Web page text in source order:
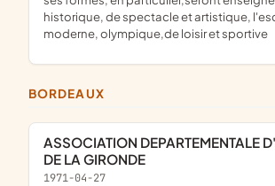
historique, de spectacle et artistique,
moderne, olympique,de loisir et sportive
BORDEAUX
ASSOCIATION DEPARTEMENTALE D'ESCRIME
DE LA GIRONDE
1971-04-27